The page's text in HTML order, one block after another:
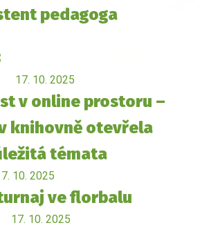
pedagoga
17. 10. 2025
v online prostoru –
knihovně otevřela
témata
10. 2025
ve florbalu
17. 10. 2025